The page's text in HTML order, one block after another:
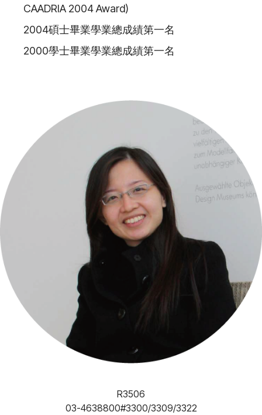
CAADRIA 2004 Award)
2004碩士畢業學業總成績第一名
2000學士畢業學業總成績第一名
R3506
03-4638800#3300/3309/3322